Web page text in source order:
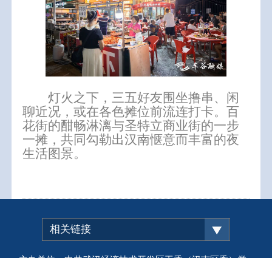
灯火之下，三五好友围坐撸串、闲
聊近况，或在各色摊位前流连打卡。百
花街的酣畅淋漓与圣特立商业街的一步
一摊，共同勾勒出汉南惬意而丰富的夜
生活图景。
相关链接